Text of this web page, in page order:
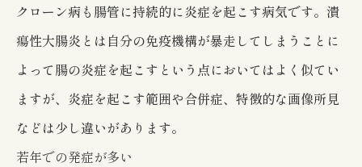
クローン病も腸管に持続的に炎症を起こす病気です。潰
瘍性大腸炎とは自分の免疫機構が暴走してしまうことに
よって腸の炎症を起こすという点においてはよく似てい
ますが、炎症を起こす範囲や合併症、特徴的な画像所見
などは少し違いがあります。
若年での発症が多い